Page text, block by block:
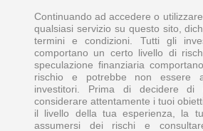
Continuando ad accedere o
qualsiasi servizio su questo sito,
termini e condizioni. Tutti gli
comportano un certo livello di
speculazione finanziaria
rischio e potrebbe non essere
investitori. Prima di decidere di
considerare attentamente i tuoi
il livello della tua esperienza, la
assumersi dei rischi e